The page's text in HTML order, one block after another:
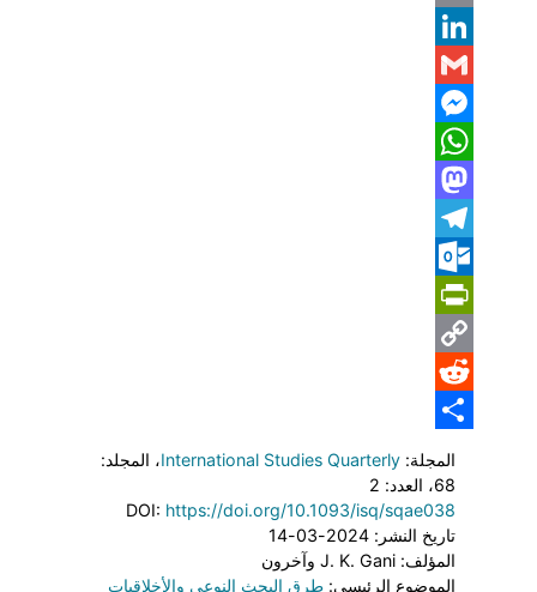
Email
LinkedIn
Gmail
Messenger
WhatsApp
Mastodon
Telegram
Outlook.com
PrintFriendly
Copy
Link
Reddit
Share
المجلة: International Studies Quarterly، المجلد:
68، العدد: 2
DOI: https://doi.org/10.1093/isq/sqae038
تاريخ النشر: 2024-03-14
المؤلف: J. K. Gani وآخرون
الموضوع الرئيسي: طرق البحث النوعي والأخلاقيات